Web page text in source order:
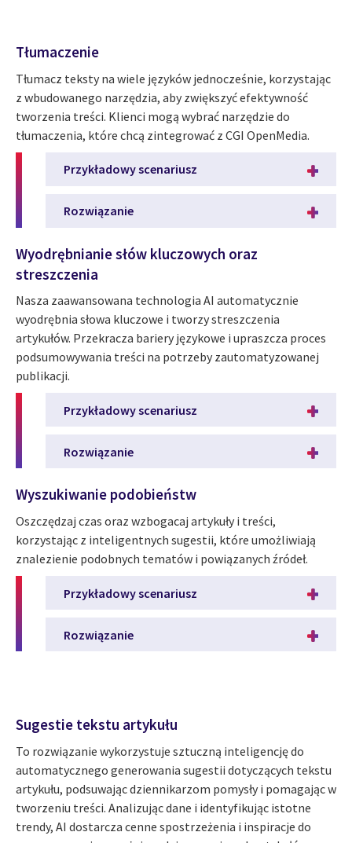
Tłumaczenie
Tłumacz teksty na wiele języków jednocześnie, korzystając
z wbudowanego narzędzia, aby zwiększyć efektywność
tworzenia treści. Klienci mogą wybrać narzędzie do
tłumaczenia, które chcą zintegrować z CGI OpenMedia.
Przykładowy scenariusz
Rozwiązanie
Wyodrębnianie słów kluczowych oraz
streszczenia
Nasza zaawansowana technologia AI automatycznie
wyodrębnia słowa kluczowe i tworzy streszczenia
artykułów. Przekracza bariery językowe i upraszcza proces
podsumowywania treści na potrzeby zautomatyzowanej
publikacji.
Przykładowy scenariusz
Rozwiązanie
Wyszukiwanie podobieństw
Oszczędzaj czas oraz wzbogacaj artykuły i treści,
korzystając z inteligentnych sugestii, które umożliwiają
znalezienie podobnych tematów i powiązanych źródeł.
Przykładowy scenariusz
Rozwiązanie
Sugestie tekstu artykułu
To rozwiązanie wykorzystuje sztuczną inteligencję do
automatycznego generowania sugestii dotyczących tekstu
artykułu, podsuwając dziennikarzom pomysły i pomagając w
tworzeniu treści. Analizując dane i identyfikując istotne
trendy, AI dostarcza cenne spostrzeżenia i inspiracje do